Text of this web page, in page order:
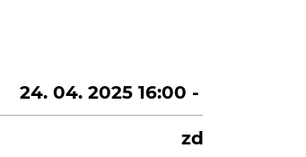
24. 04. 2025 16:00 - 17:00
zdarma